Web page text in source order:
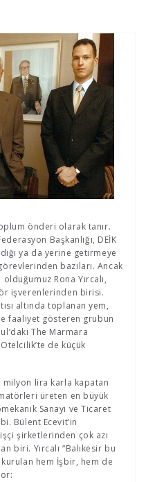
önderi olarak tanır.
Başkanlığı, DEİK
ya da yerine getirmeye
bazıları. Ancak
Rona Yırcalı,
işverenlerinden birisi.
altında toplanan yem,
faaliyet gösteren grubun
The Marmara
de küçük
milyon lira karla kapatan
üreten en büyük
Sanayi ve Ticaret
Bülent Ecevit’in
şirketlerinden çok azı
biri. Yırcalı “Balıkesir bu
hem İşbir, hem de